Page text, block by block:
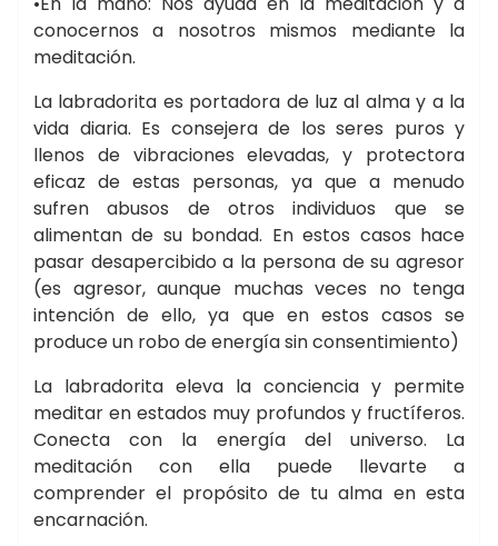
conocernos a nosotros mismos mediante la
meditación.
La labradorita es portadora de luz al alma y a la
vida diaria. Es consejera de los seres puros y
llenos de vibraciones elevadas, y protectora
eficaz de estas personas, ya que a menudo
sufren abusos de otros individuos que se
alimentan de su bondad. En estos casos hace
pasar desapercibido a la persona de su agresor
(es agresor, aunque muchas veces no tenga
intención de ello, ya que en estos casos se
produce un robo de energía sin consentimiento)
La labradorita eleva la conciencia y permite
meditar en estados muy profundos y fructíferos.
Conecta con la energía del universo. La
meditación con ella puede llevarte a
comprender el propósito de tu alma en esta
encarnación.